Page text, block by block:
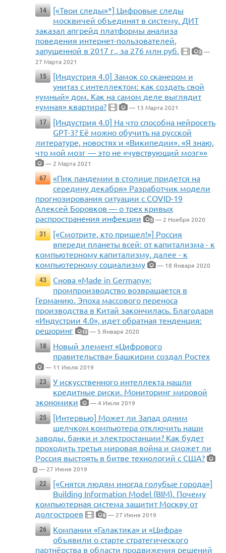
14
[«Твои следы»*] Цифровые следы
москвичей объединят в систему. ДИТ
заказал апгрейд платформы анализа
поведения интернет-пользователей,
запущенной в 2017 г., за 276 млн руб.
3 —
27 Марта 2021
15
[Индустрия 4.0] Замок со сканером и
унитаз с интеллектом: как создать свой
«умный» дом. Как на самом деле выглядит
«умная» квартира?
— 13 Марта 2021
17
[Индустрия 4.0] На что способна нейросеть
GPT-3? Её можно обучить на русской
литературе, новостях и «Википедии». «Я знаю,
что мой мозг — это не «чувствующий мозг»»
— 2 Марта 2021
67
«Пик пандемии в столице придется на
середину декабря» Разработчик модели
прогнозирования ситуации с COVID-19
Алексей Боровков — о трех кривых
распространения инфекции
5 — 2 Ноября 2020
31
[«Смотрите, кто пришел!»] Россия
впереди планеты всей: от капитализма - к
компьютерному капитализму, далее - к
компьютерному социализму
— 18 Января 2020
43
Снова «Made in Germany»:
промпроизводство возвращается в
Германию. Эпоха массового переноса
производства в Китай закончилась. Благодаря
«Индустрии 4.0», идет обратная тенденция:
решоринг
13 — 5 Января 2020
18
Новый элемент «Цифрового
правительства» Башкирии создал Ростех
— 11 Июля 2019
23
У искусственного интеллекта нашли
кредитные риски. Мониторинг мировой
экономики
— 4 Июля 2019
25
[Интервью] Может ли Запад одним
щелчком компьютера отключить наши
заводы, банки и электростанции? Как будет
проходить третья мировая война и сможет ли
Россия выстоять в битве технологий с США?
5 — 27 Июня 2019
22
[«Снятся людям иногда голубые города»]
Building Information Model (BIM). Почему
компьютерная система защитит Москву от
долгостроев
8 — 27 Июня 2019
26
Компании «Галактика» и «Цифра»
объявили о старте стратегического
партнёрства в области продвижения решений